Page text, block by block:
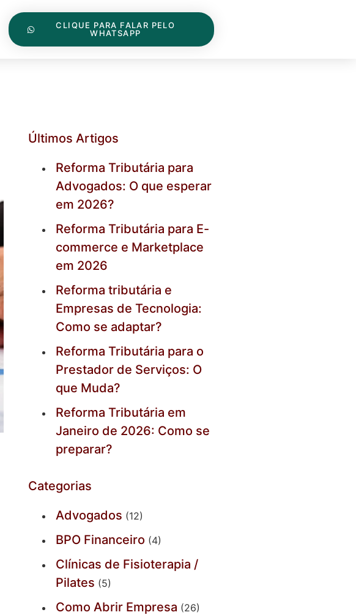
CLIQUE PARA FALAR PELO
WHATSAPP
Últimos Artigos
Reforma Tributária para
Advogados: O que esperar
em 2026?
Reforma Tributária para E-
commerce e Marketplace
em 2026
Reforma tributária e
Empresas de Tecnologia:
Como se adaptar?
Reforma Tributária para o
Prestador de Serviços: O
que Muda?
Reforma Tributária em
Janeiro de 2026: Como se
preparar?
Categorias
Advogados (12)
BPO Financeiro (4)
Clínicas de Fisioterapia /
Pilates (5)
Como Abrir Empresa (26)